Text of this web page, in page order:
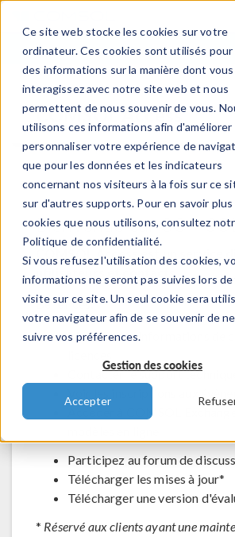
Ce site web stocke les cookies sur votre
ordinateur. Ces cookies sont utilisés
des informations sur la manière dont vous
interagissez avec notre site web et nous
permettent de nous souvenir de vous.
utilisons ces informations afin
personnaliser votre expérience de
que pour les données et les indicateurs
concernant nos visiteurs à la fois sur ce
sur d'autres supports. Pour en savoir plus
cookies que nous utilisons, consultez
Politique de confidentialité.
Si vous refusez l'utilisation des cookies,
informations ne seront pas suivies lors
visite sur ce site. Un seul cookie sera
votre navigateur afin de se souvenir de
suivre vos préférences.
Gestion des cookies
Accepter
CONNEXION
COMSOL Access
Bienvenue sur COMSOL
COMSOL Access est un service
utilisateurs et contacts.
Bénéfices:
Modifier les informations de
Contacter le support technique
Voir les inscriptions aux
Accéder à COMSOL
Participez au forum de
Télécharger les mises à jour*
Télécharger une version
* Réservé aux clients ayant une